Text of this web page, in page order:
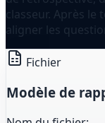
classeur. Après le
aligner les
Fichier
Modèle de